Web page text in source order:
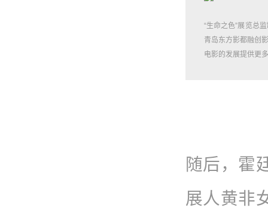
“生命之色”展览总
青岛东方影都融创
电影的发展提供更
随后，霍
展人黄非